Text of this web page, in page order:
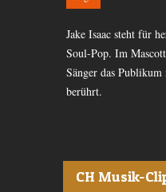
Jake Isaac steht für
Soul-Pop. Im
Sänger das
berührt.
CH Musik-